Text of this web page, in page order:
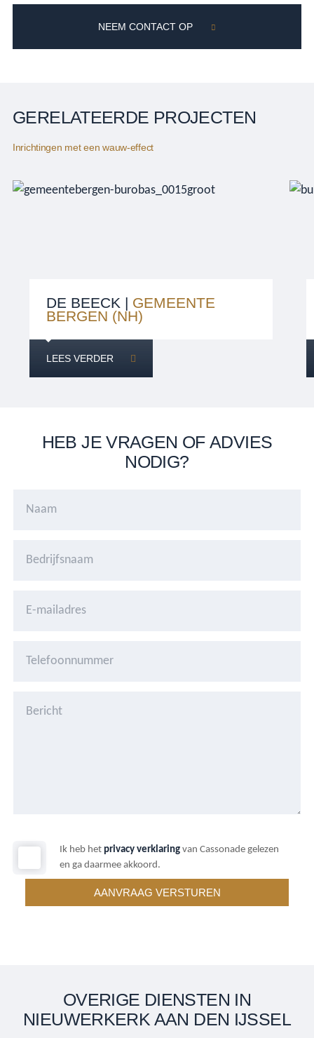
NEEM CONTACT OP
GERELATEERDE PROJECTEN
Inrichtingen met een wauw-effect
DE BEECK | GEMEENTE
BERGEN (NH)
LEES VERDER
HEB JE VRAGEN OF ADVIES
NODIG?
Ik heb het privacy verklaring van Cassonade gelezen
en ga daarmee akkoord.
OVERIGE DIENSTEN IN
NIEUWERKERK AAN DEN IJSSEL